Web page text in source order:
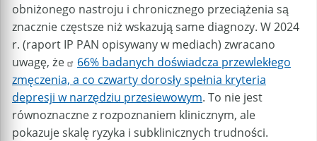
obniżonego nastroju i chronicznego przeciążenia są
znacznie częstsze niż wskazują same diagnozy. W 2024
r. (raport IP PAN opisywany w mediach) zwracano
uwagę, że
66% badanych doświadcza przewlekłego
zmęczenia, a co czwarty dorosły spełnia kryteria
depresji w narzędziu przesiewowym. To nie jest
równoznaczne z rozpoznaniem klinicznym, ale
pokazuje skalę ryzyka i subklinicznych trudności.